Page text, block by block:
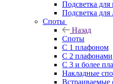
Подсветка для
Подсветка для
Споты
Назад
Споты
С 1 плафоном
С 2 плафонами
С 3 и более
Накладные
Встраиваемые